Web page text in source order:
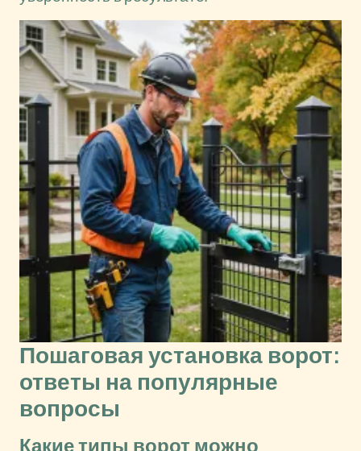
Пошаговая установка ворот:
ответы на популярные
вопросы
Какие типы ворот можно